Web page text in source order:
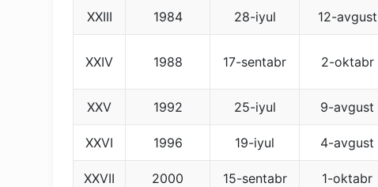
XXIII 1984 28-iyul 12-avgust
XXIV 1988 17-sentabr 2-oktabr
XXV 1992 25-iyul 9-avgust
XXVI 1996 19-iyul 4-avgust
XXVII 2000 15-sentabr 1-oktabr